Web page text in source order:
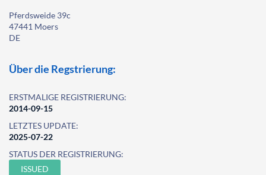
Pferdsweide 39c
47441 Moers
DE
Über die Regstrierung:
ERSTMALIGE REGISTRIERUNG:
2014-09-15
LETZTES UPDATE:
2025-07-22
STATUS DER REGISTRIERUNG:
ISSUED